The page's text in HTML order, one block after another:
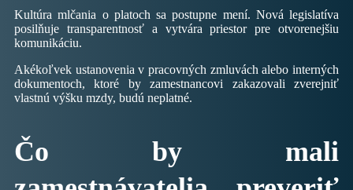
Kultúra mlčania o platoch sa postupne mení. Nová legislatíva
posilňuje transparentnosť a vytvára priestor pre otvorenejšiu
komunikáciu.
Akékoľvek ustanovenia v pracovných zmluvách alebo interných
dokumentoch, ktoré by zamestnancovi zakazovali zverejniť
vlastnú výšku mzdy, budú neplatné.
Čo by mali